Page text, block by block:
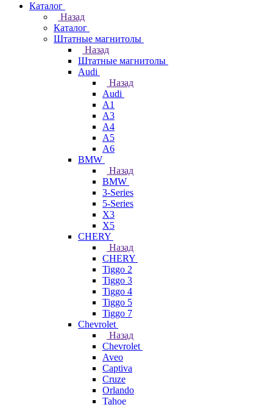
Каталог
Назад
Каталог
Штатные магнитолы
Назад
Штатные магнитолы
Audi
Назад
Audi
A1
A3
A4
A5
A6
BMW
Назад
BMW
3-Series
5-Series
X3
X5
CHERY
Назад
CHERY
Tiggo 2
Tiggo 3
Tiggo 4
Tiggo 5
Tiggo 7
Chevrolet
Назад
Chevrolet
Aveo
Captiva
Cruze
Orlando
Tahoe